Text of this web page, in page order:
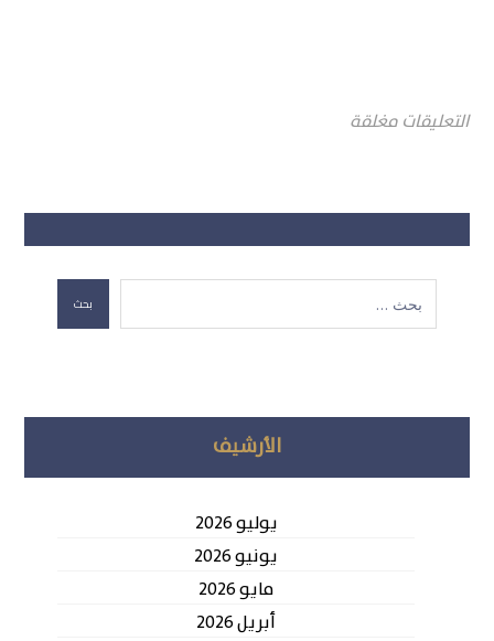
التعليقات مغلقة
بحث
الأرشيف
يوليو 2026
يونيو 2026
مايو 2026
أبريل 2026